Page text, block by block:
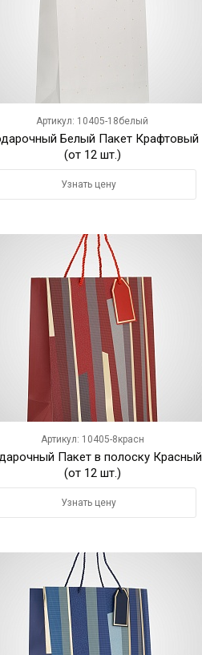
Артикул: 10405-18белый
Белый Пакет Крафтовый
(от 12 шт.)
Узнать цену
Артикул: 10405-8красн
Пакет в полоску Красный
(от 12 шт.)
Узнать цену